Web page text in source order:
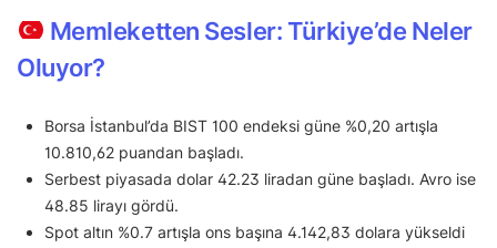
Memleketten Sesler: Türkiye’de Neler
Oluyor?
Borsa İstanbul’da BIST 100 endeksi güne %0,20 artışla
10.810,62 puandan başladı.
Serbest piyasada dolar 42.23 liradan güne başladı. Avro ise
48.85 lirayı gördü.
Spot altın %0.7 artışla ons başına 4.142,83 dolara yükseldi